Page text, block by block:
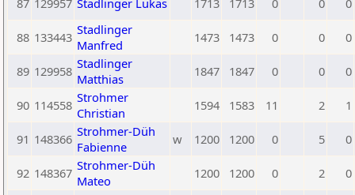
87 129957 Stadlinger Lukas 1713 1713 0 0 0
88 133443 Stadlinger
Manfred
1473 1473 0 0 0
89 129958 Stadlinger
Matthias
1847 1847 0 0 0
90 114558 Strohmer
Christian
1594 1583 11 2 1
91 148366 Strohmer-Düh
Fabienne
w 1200 1200 0 5 0
92 148367 Strohmer-Düh
Mateo
1200 1200 0 2 0